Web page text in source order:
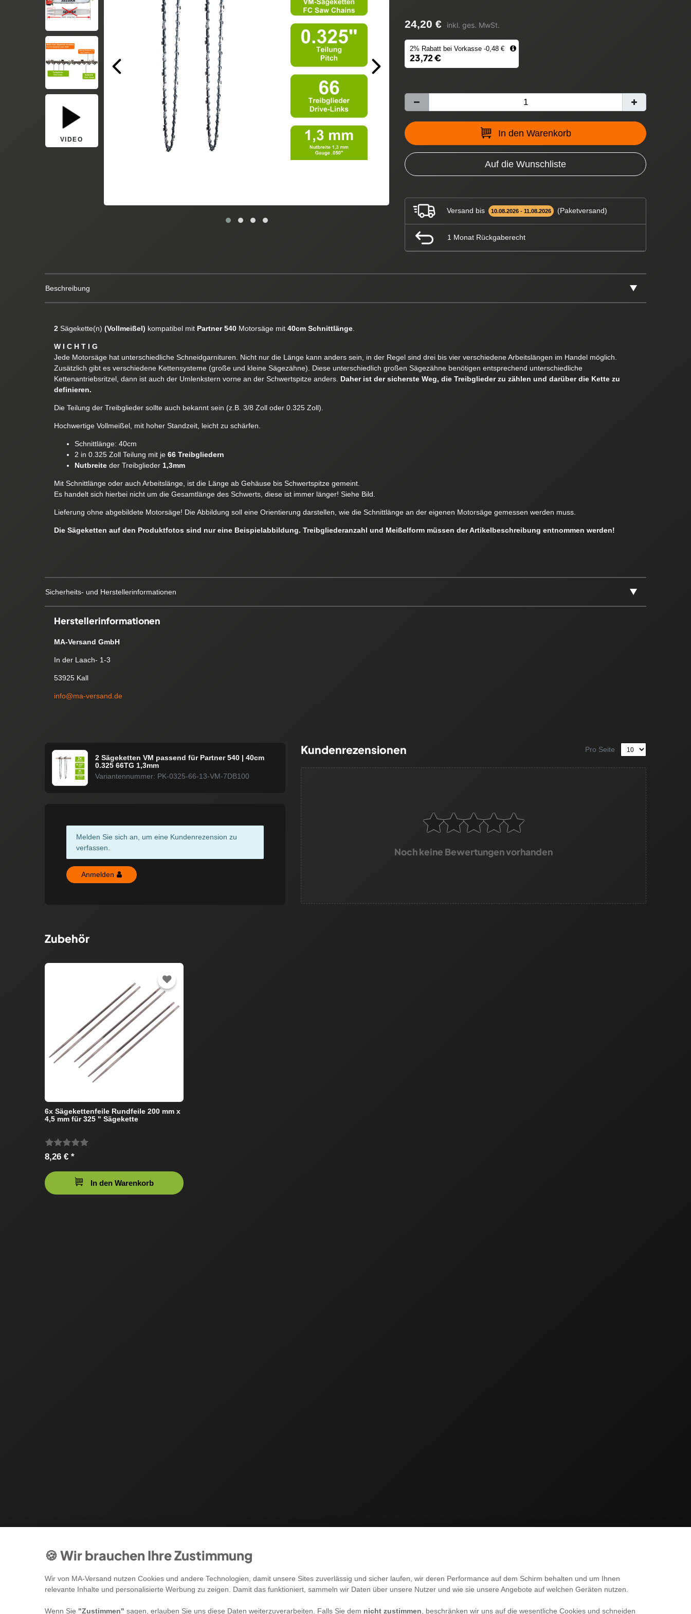
VIDEO
24,20 € inkl. ges. MwSt.
2% Rabatt bei Vorkasse -0,48 €
23,72 €
In den Warenkorb
Auf die Wunschliste
Versand bis 10.08.2026 - 11.08.2026 (Paketversand)
1 Monat Rückgaberecht
Beschreibung
2Sägekette(n) (Vollmeißel) kompatibel mit Partner 540Motorsäge mit 40cm Schnittlänge.
W I C H T I G
Jede Motorsäge hat unterschiedliche Schneidgarnituren. Nicht nur die Länge kann anders sein, in der Regel sind drei bis vier verschiedene Arbeitslängen im Handel möglich.
Zusätzlich gibt es verschiedene Kettensysteme (große und kleine Sägezähne). Diese unterschiedlich großen Sägezähne benötigen entsprechend unterschiedliche
Kettenantriebsritzel, dann ist auch der Umlenkstern vorne an der Schwertspitze anders. Daher ist der sicherste Weg, die Treibglieder zu zählen und darüber die Kette zu
definieren.
Die Teilung der Treibglieder sollte auch bekannt sein (z.B. 3/8 Zoll oder 0.325 Zoll).
Hochwertige Vollmeißel, mit hoher Standzeit, leicht zu schärfen.
Schnittlänge: 40cm
2 in 0.325 Zoll Teilung mit je 66 Treibgliedern
Nutbreiteder Treibglieder 1,3mm
Mit Schnittlänge oder auch Arbeitslänge, ist die Länge ab Gehäuse bis Schwertspitze gemeint.
Es handelt sich hierbei nicht um die Gesamtlänge des Schwerts, diese ist immer länger! Siehe Bild.
Lieferung ohne abgebildete Motorsäge! Die Abbildung soll eine Orientierung darstellen, wie die Schnittlänge an der eigenen Motorsäge gemessen werden muss.
Die Sägeketten auf den Produktfotos sind nur eine Beispielabbildung. Treibgliederanzahl und Meißelform müssen der Artikelbeschreibung entnommen werden!
Sicherheits- und Herstellerinformationen
Herstellerinformationen
MA-Versand GmbH
In der Laach- 1-3
53925 Kall
info@ma-versand.de
2 Sägeketten VM passend für Partner 540 | 40cm
0.325 66TG 1,3mm
Variantennummer: PK-0325-66-13-VM-7DB100
Melden Sie sich an, um eine Kundenrezension zu
verfassen.
Anmelden
Kundenrezensionen Pro Seite
Noch keine Bewertungen vorhanden
Zubehör
6x Sägekettenfeile Rundfeile 200 mm x
4,5 mm für 325 " Sägekette
8,26 € *
In den Warenkorb
🍪 Wir brauchen Ihre Zustimmung
Wir von MA-Versand nutzen Cookies und andere Technologien, damit unsere Sites zuverlässig und sicher laufen, wir deren Performance auf dem Schirm behalten und um Ihnen
relevante Inhalte und personalisierte Werbung zu zeigen. Damit das funktioniert, sammeln wir Daten über unsere Nutzer und wie sie unsere Angebote auf welchen Geräten nutzen.
Wenn Sie "Zustimmen" sagen, erlauben Sie uns diese Daten weiterzuverarbeiten. Falls Sie dem nicht zustimmen , beschränken wir uns auf die wesentliche Cookies und schneiden
RECHTLICHES SERVICE